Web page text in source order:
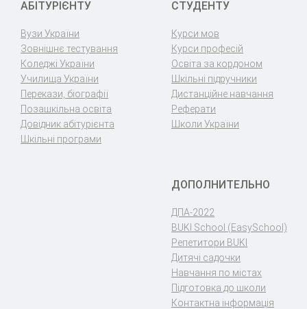
АБІТУРІЄНТУ
Вузи України
Зовнішнє тестування
Коледжі України
Училища України
Перекази, біографії
Позашкільна освіта
Довідник абітурієнта
Шкільні програми
СТУДЕНТУ
Курси мов
Курси професій
Освіта за кордоном
Шкільні підручники
Дистанційне навчання
Реферати
Школи України
ДОПОЛНИТЕЛЬНО
ДПА-2022
BUKI School (EasySchool)
Репетитори BUKI
Дитячі садочки
Навчання по містах
Підготовка до школи
Контактна інформація